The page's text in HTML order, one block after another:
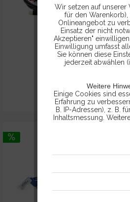
Wir setzen auf unserer
für den
Onlineangebot zu
Einsatz der nicht
Akzeptieren"
Einwilligung umfasst
Sie können diese
jederzeit abwählen
Weitere
Einige Cookies sind
Erfahrung zu
B. IP-Adressen), z. B.
Inhaltsmessung.
mit
VCDS®
Ross-
der
ab
Ross-
HEX-
eine w